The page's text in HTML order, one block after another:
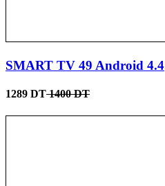
SMART TV 49 Android 4.4
1289 DT1400 DT